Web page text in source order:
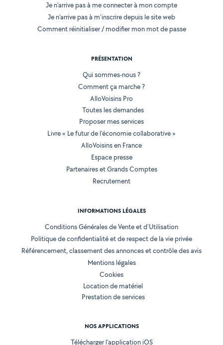
Je n'arrive pas à me connecter à mon compte
Je n'arrive pas à m'inscrire depuis le site web
Comment réinitialiser / modifier mon mot de passe
PRÉSENTATION
Qui sommes-nous ?
Comment ça marche ?
AlloVoisins Pro
Toutes les demandes
Proposer mes services
Livre « Le futur de l'économie collaborative »
AlloVoisins en France
Espace presse
Partenaires et Grands Comptes
Recrutement
INFORMATIONS LÉGALES
Conditions Générales de Vente et d'Utilisation
Politique de confidentialité et de respect de la vie privée
Référencement, classement des annonces et contrôle des avis
Mentions légales
Cookies
Location de matériel
Prestation de services
NOS APPLICATIONS
Télécharger l’application iOS